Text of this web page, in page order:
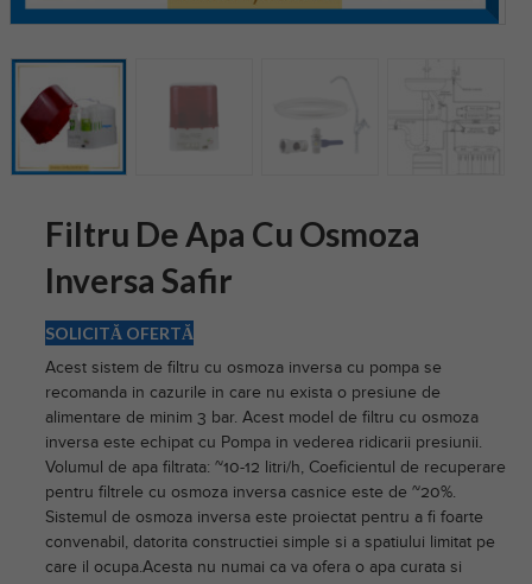
Filtru De Apa Cu Osmoza
Inversa Safir
SOLICITĂ OFERTĂ
Acest sistem de filtru cu osmoza inversa cu pompa se
recomanda in cazurile in care nu exista o presiune de
alimentare de minim 3 bar. Acest model de filtru cu osmoza
inversa este echipat cu Pompa in vederea ridicarii presiunii.
Volumul de apa filtrata: ~10-12 litri/h, Coeficientul de recuperare
pentru filtrele cu osmoza inversa casnice este de ~20%.
Sistemul de osmoza inversa este proiectat pentru a fi foarte
convenabil, datorita constructiei simple si a spatiului limitat pe
care il ocupa.Acesta nu numai ca va ofera o apa curata si